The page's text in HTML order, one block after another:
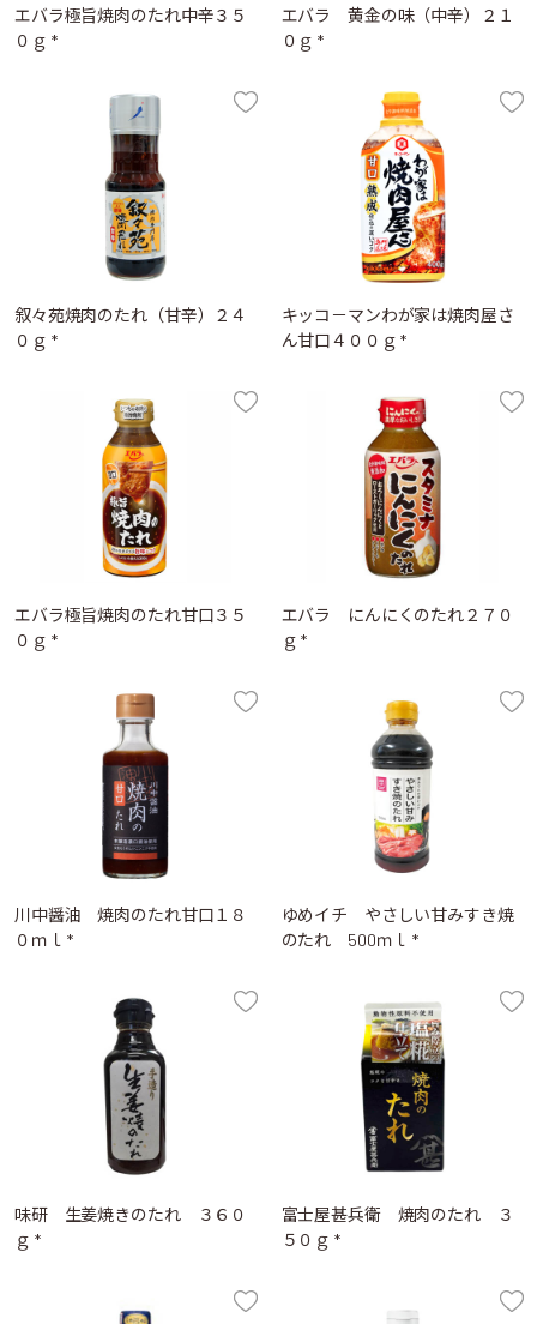
エバラ極旨焼肉のたれ中辛３５
０ｇ *
エバラ 黄金の味（中辛）２１
０ｇ *
叙々苑焼肉のたれ（甘辛）２４
０ｇ *
キッコ－マンわが家は焼肉屋さ
ん甘口４００ｇ *
エバラ極旨焼肉のたれ甘口３５
０ｇ *
エバラ にんにくのたれ２７０
ｇ *
川中醤油 焼肉のたれ甘口１８
０ｍｌ *
ゆめイチ やさしい甘みすき焼
のたれ 500ｍｌ *
味研 生姜焼きのたれ ３６０
ｇ *
富士屋甚兵衛 焼肉のたれ ３
５０ｇ *